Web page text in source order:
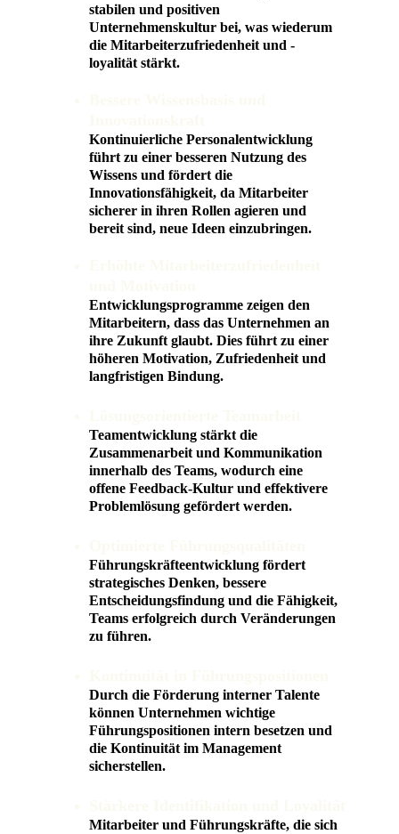
stabilen und positiven
Unternehmenskultur bei, was wiederum
die Mitarbeiterzufriedenheit und -
loyalität stärkt.
Kontinuierliche Personalentwicklung
führt zu einer besseren Nutzung des
Wissens und fördert die
Innovationsfähigkeit, da Mitarbeiter
sicherer in ihren Rollen agieren und
bereit sind, neue Ideen einzubringen.
Entwicklungsprogramme zeigen den
Mitarbeitern, dass das Unternehmen an
ihre Zukunft glaubt. Dies führt zu einer
höheren Motivation, Zufriedenheit und
langfristigen Bindung.
Teamentwicklung stärkt die
Zusammenarbeit und Kommunikation
innerhalb des Teams, wodurch eine
offene Feedback-Kultur und effektivere
Problemlösung gefördert werden.
Führungskräfteentwicklung fördert
strategisches Denken, bessere
Entscheidungsfindung und die Fähigkeit,
Teams erfolgreich durch Veränderungen
zu führen.
Durch die Förderung interner Talente
können Unternehmen wichtige
Führungspositionen intern besetzen und
die Kontinuität im Management
sicherstellen.
Mitarbeiter und Führungskräfte, die sich